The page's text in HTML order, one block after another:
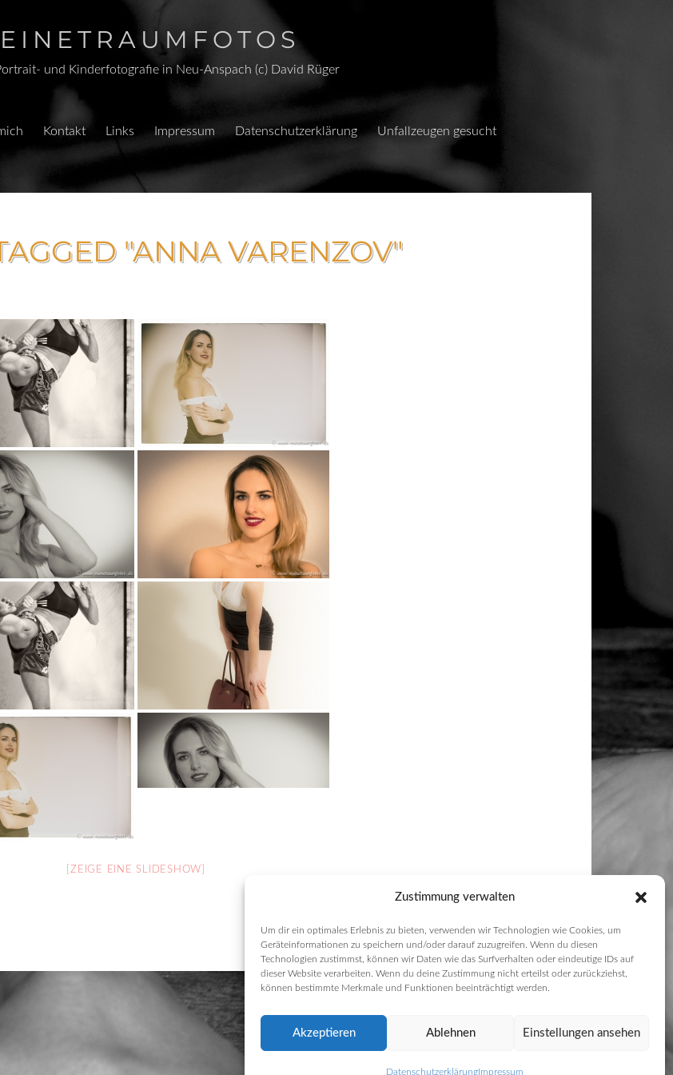
Zustimmung verwalten
Um dir ein optimales Erlebnis zu bieten, verwenden wir Technologien wie Cookies, um
Geräteinformationen zu speichern und/oder darauf zuzugreifen. Wenn du diesen
Technologien zustimmst, können wir Daten wie das Surfverhalten oder eindeutige IDs auf
dieser Website verarbeiten. Wenn du deine Zustimmung nicht erteilst oder zurückziehst,
können bestimmte Merkmale und Funktionen beeinträchtigt werden.
Akzeptieren Ablehnen Einstellungen ansehen
DatenschutzerklärungImpressum
und Kinderfotografie in Neu-Anspach (c) David Rüger
Kontakt Links Impressum Datenschutzerklärung Unfallzeugen gesucht
"ANNA VARENZOV"
[ZEIGE EINE SLIDESHOW]